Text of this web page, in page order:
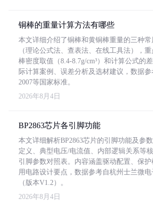
铜棒的重量计算方法有哪些
本文详细介绍了铜棒和黄铜棒重量的三种
（理论公式法、查表法、在线工具法），
棒密度取值（8.4-8.7g/cm³）和计算公式的
际计算案例、误差分析及选材建议，数据参
2007等国家标准。
2026年8月4日
BP2863芯片各引脚功能
本文详细解析BP2863芯片的引脚功能及参
定义、典型电压/电流值、内部逻辑关系等
引脚参数对照表。内容涵盖驱动配置、保
用电路设计要点，数据参考自杭州士兰微
（版本V1.2）。
2026年8月4日